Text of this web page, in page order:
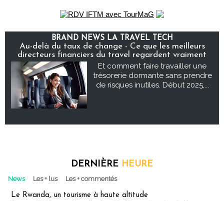
BRAND NEWS LA TRAVEL TECH
Au-delà du taux de change - Ce que les meilleurs
directeurs financiers du travel regardent vraiment
Et comment faire travailler une
trésorerie dormante sans prendre
de risques inutiles. Début 2025,...
DERNIÈRE HEURE
News Les + lus Les + commentés
Le Rwanda, un tourisme à haute altitude